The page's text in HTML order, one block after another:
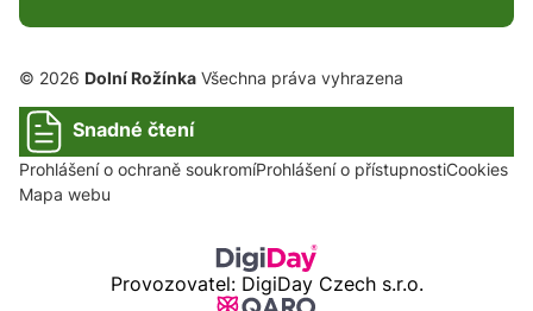
© 2026 Dolní Rožínka Všechna práva vyhrazena
Snadné čtení
Prohlášení o ochraně soukromíProhlášení o přístupnostiCookies
Mapa webu
Provozovatel: DigiDay Czech s.r.o.